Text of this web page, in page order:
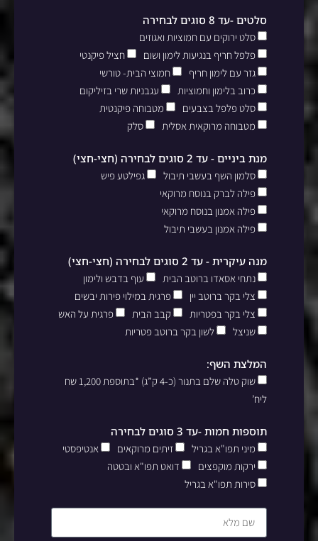
סלטים -עד 8 סוגים לבחירה
סלט ירוקים עם חמוציות ואגוזים
פלפל חריף בנגיעות לימון ושום
חציל פיקנטי
גזר עם לימון חריף
חמוצי הבית- טורשי
כרוב בלימון וחמוציות
עגבניות שרי בזיליקום
סלט פלפל בצבעים
מטבוחה פיקנטית
מטבוחה מרוקאית אסלית
סלק
מנת ביניים - עד 2 סוגים לבחירה (חצי-חצי)
סלמון השף בעשבי תיבול
גפילטע פיש
פילה לברק בנוסח מרוקאי
פילה אמנון בנוסח מרוקאי
פילה אמנון בעשבי תיבול
מנה עיקרית - עד 2 סוגים לבחירה (חצי-חצי)
נתחי אסאדו ברוטב הבית
עוף בדבש ולימון
צלי בקר ברוטב יין
פרגית במילוי פירות יבשים
צלי בקר בפטריות
קבב הבית
פרגית על האש
שניצל
לשון בקר ברוטב פטריות
המלצת השף:
שוק טלה שלם בתנור (כ-4 ק”ג) *בתוספת 1,200 שח
ליח’
תוספות חמות -עד 3 סוגים לבחירה
מיני תפו"א בגריל זיתים מרוקאים
אנטיפסטי
ירקות מוקפצים
דואט תפו"א ובטטה
סירות תפו"א בגריל